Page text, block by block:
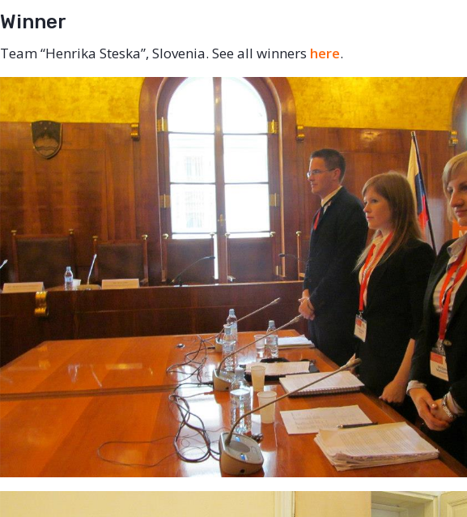
Winner
Team “Henrika Steska”, Slovenia. See all winners here.